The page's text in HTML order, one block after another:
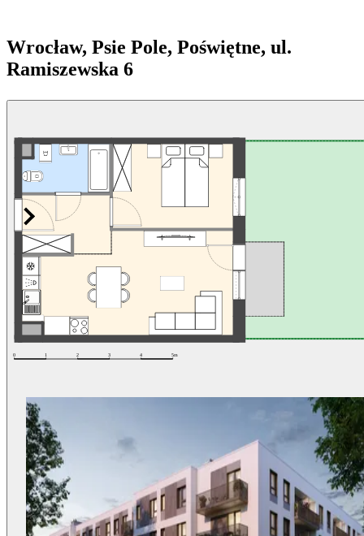
Wrocław, Psie Pole, Poświętne, ul.
Ramiszewska 6